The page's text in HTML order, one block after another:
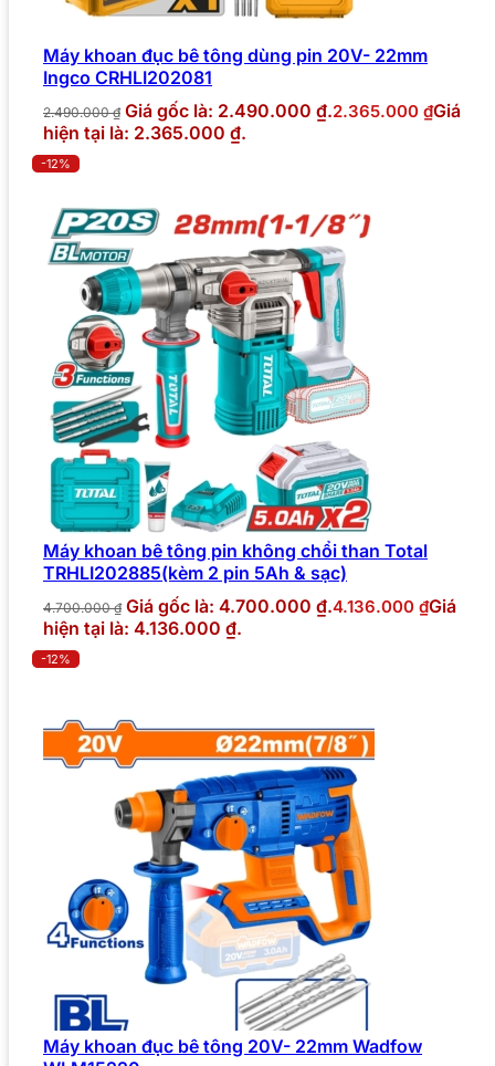
Máy khoan đục bê tông dùng pin 20V- 22mm
Ingco CRHLI202081
2.490.000₫ Giá gốc là: 2.490.000 ₫.2.365.000 ₫Giá
hiện tại là: 2.365.000 ₫.
-12%
Máy khoan bê tông pin không chổi than Total
TRHLI202885(kèm 2 pin 5Ah & sạc)
4.700.000₫ Giá gốc là: 4.700.000 ₫.4.136.000 ₫Giá
hiện tại là: 4.136.000 ₫.
-12%
Máy khoan đục bê tông 20V- 22mm Wadfow